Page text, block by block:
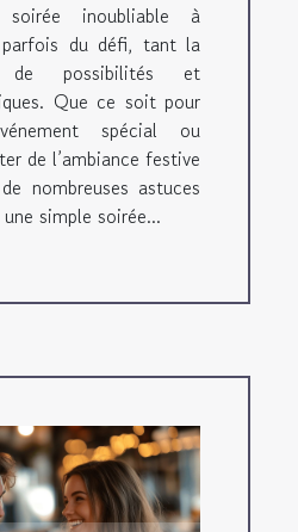
soirée inoubliable à
parfois du défi, tant la
de possibilités et
Que ce soit pour
spécial ou
de l’ambiance festive
nombreuses astuces
simple soirée...